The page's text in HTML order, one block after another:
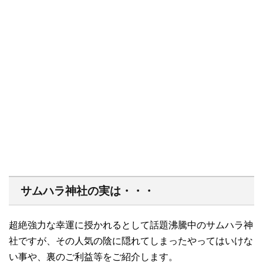
サムハラ神社の実は・・・
超絶強力な幸運に授かれるとして話題沸騰中のサムハラ神
社ですが、その人気の陰に隠れてしまったやってはいけな
い事や、裏のご利益等をご紹介します。